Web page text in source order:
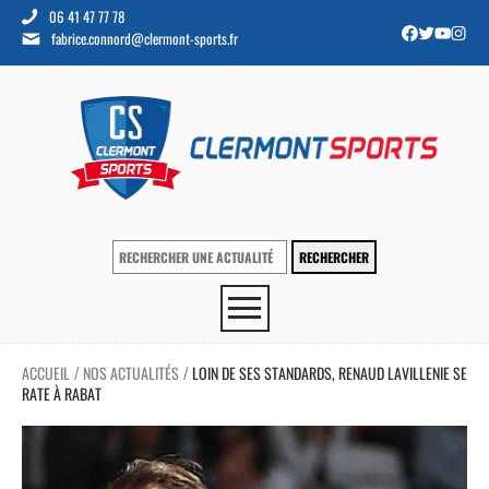
06 41 47 77 78
fabrice.connord@clermont-sports.fr
ACCUEIL / NOS ACTUALITÉS /LOIN DE SES STANDARDS, RENAUD LAVILLENIE SE
RATE À RABAT